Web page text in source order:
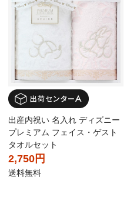
出産内祝い 名入れ ディズニー
プレミアム フェイス・ゲスト
タオルセット
2,750円
送料無料